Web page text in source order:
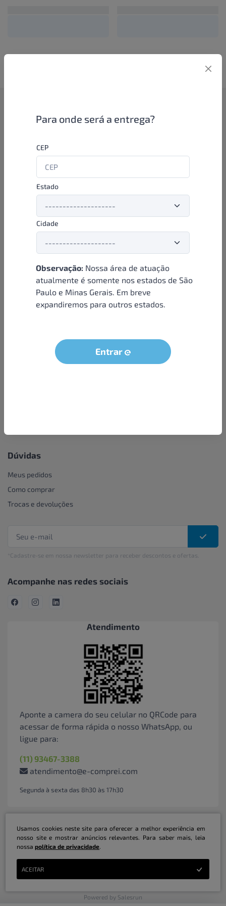
Para onde será a entrega?
CEP
Estado
Cidade
Observação: Nossa área de atuação
atualmente é somente nos estados de São
Paulo e Minas Gerais. Em breve
expandiremos para outros estados.
Entrar
Como funciona
aproveitar as promoções e ofertas direto das indústrias de
beleza e higiene em nossa plataforma. E o melhor: você continua
comprando de seus distribuidores parceiros e encontra novos
distribuidores para comprar cada vez com mais praticidade e
agilidade. Aproveite!
Formas de pagamento
Institucional
Sobre nós
Condições e termos
Seja um parceiro
LGPD - Solicitação dos dados do titular
Dúvidas
Meus pedidos
Como comprar
Trocas e devoluções
*Cadastre-se em nossa newsletter para receber descontos e ofertas.
Acompanhe nas redes sociais
Atendimento
Aponte a camera do seu celular no QRCode para
acessar de forma rápida o nosso WhatsApp, ou
ligue para:
(11) 93467-3388
atendimento@e-comprei.com
Segunda à sexta das 8h30 às 17h30
Marketplace B2B Serviços Inteligentes Ltda | CNPJ: 31.415.786/0001-31 | ©
Powered by Salesrun
Usamos cookies neste site para oferecer a melhor experiência em
nosso site e mostrar anúncios relevantes. Para saber mais, leia
nossapolítica de privacidade.
ACEITAR